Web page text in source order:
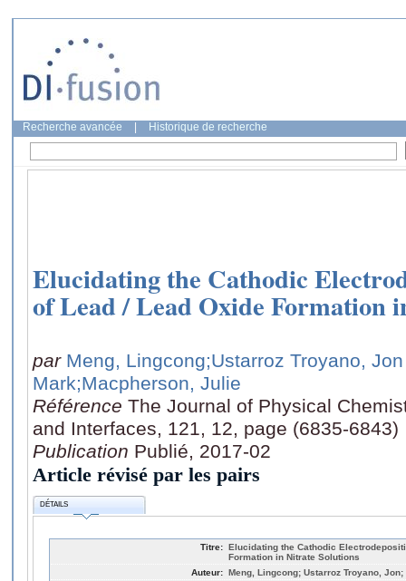
Recherche avancée Historique de recherche
Elucidating the Cathodic
of Lead / Lead Oxide Formation
par Meng, Lingcong;Ustarroz Troyano, Jon
Mark;Macpherson, Julie
Référence The Journal of Physical
and Interfaces, 121, 12, page (6835-6843)
Publication Publié, 2017-02
Article révisé par les pairs
DÉTAILS
Titre: Elucidating the Cathodic
Formation in Nitrate Solutions
Auteur: Meng, Lingcong; Ustarroz Troyano,